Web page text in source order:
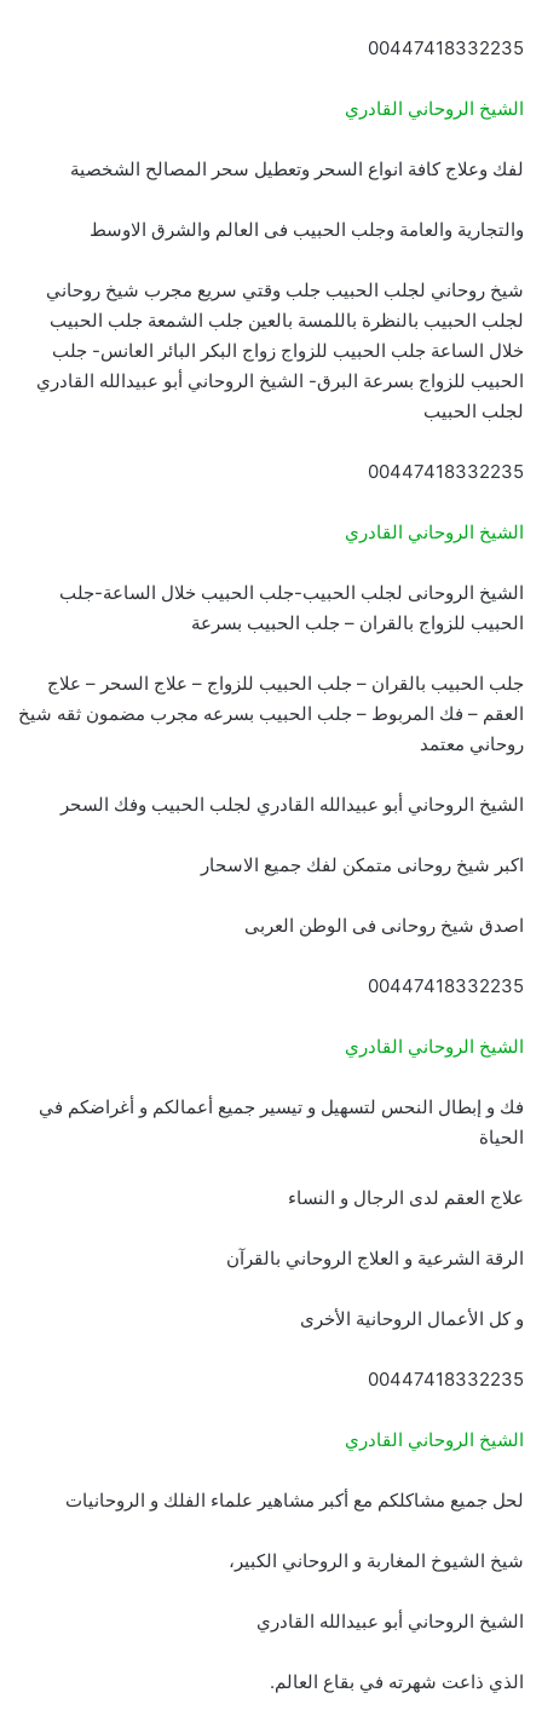
00447418332235
الشيخ الروحاني القادري
لفك وعلاج كافة انواع السحر وتعطيل سحر المصالح الشخصية
والتجارية والعامة وجلب الحبيب فى العالم والشرق الاوسط
شيخ روحاني لجلب الحبيب جلب وقتي سريع مجرب شيخ روحاني
لجلب الحبيب بالنظرة باللمسة بالعين جلب الشمعة جلب الحبيب
خلال الساعة جلب الحبيب للزواج زواج البكر البائر العانس- جلب
الحبيب للزواج بسرعة البرق- الشيخ الروحاني أبو عبيدالله القادري
لجلب الحبيب
00447418332235
الشيخ الروحاني القادري
الشيخ الروحانى لجلب الحبيب-جلب الحبيب خلال الساعة-جلب
الحبيب للزواج بالقران – جلب الحبيب بسرعة
جلب الحبيب بالقران – جلب الحبيب للزواج – علاج السحر – علاج
العقم – فك المربوط – جلب الحبيب بسرعه مجرب مضمون ثقه شيخ
روحاني معتمد
الشيخ الروحاني أبو عبيدالله القادري لجلب الحبيب وفك السحر
اكبر شيخ روحانى متمكن لفك جميع الاسحار
اصدق شيخ روحانى فى الوطن العربى
00447418332235
الشيخ الروحاني القادري
فك و إبطال النحس لتسهيل و تيسير جميع أعمالكم و أغراضكم في
الحياة
علاج العقم لدى الرجال و النساء
الرقة الشرعية و العلاج الروحاني بالقرآن
و كل الأعمال الروحانية الأخرى
00447418332235
الشيخ الروحاني القادري
لحل جميع مشاكلكم مع أكبر مشاهير علماء الفلك و الروحانيات
شيخ الشيوخ المغاربة و الروحاني الكبير،
الشيخ الروحاني أبو عبيدالله القادري
الذي ذاعت شهرته في بقاع العالم.